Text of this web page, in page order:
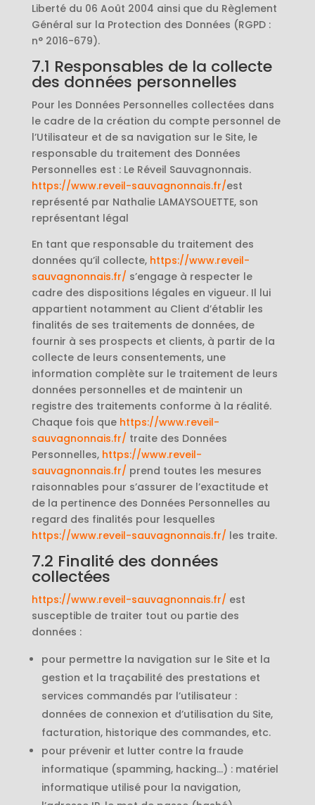
Liberté du 06 Août 2004 ainsi que du Règlement
Général sur la Protection des Données (RGPD :
n° 2016-679).
7.1 Responsables de la collecte
des données personnelles
Pour les Données Personnelles collectées dans
le cadre de la création du compte personnel de
l’Utilisateur et de sa navigation sur le Site, le
responsable du traitement des Données
Personnelles est : Le Réveil Sauvagnonnais.
https://www.reveil-sauvagnonnais.fr/est
représenté par Nathalie LAMAYSOUETTE, son
représentant légal
En tant que responsable du traitement des
données qu’il collecte, https://www.reveil-
sauvagnonnais.fr/ s’engage à respecter le
cadre des dispositions légales en vigueur. Il lui
appartient notamment au Client d’établir les
finalités de ses traitements de données, de
fournir à ses prospects et clients, à partir de la
collecte de leurs consentements, une
information complète sur le traitement de leurs
données personnelles et de maintenir un
registre des traitements conforme à la réalité.
Chaque fois que https://www.reveil-
sauvagnonnais.fr/ traite des Données
Personnelles, https://www.reveil-
sauvagnonnais.fr/ prend toutes les mesures
raisonnables pour s’assurer de l’exactitude et
de la pertinence des Données Personnelles au
regard des finalités pour lesquelles
https://www.reveil-sauvagnonnais.fr/ les traite.
7.2 Finalité des données
collectées
https://www.reveil-sauvagnonnais.fr/ est
susceptible de traiter tout ou partie des
données :
pour permettre la navigation sur le Site et la
gestion et la traçabilité des prestations et
services commandés par l’utilisateur :
données de connexion et d’utilisation du Site,
facturation, historique des commandes, etc.
pour prévenir et lutter contre la fraude
informatique (spamming, hacking…) : matériel
informatique utilisé pour la navigation,